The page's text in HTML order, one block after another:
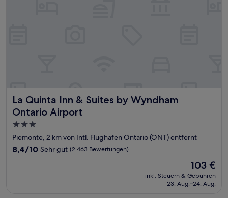
La Quinta Inn & Suites by Wyndham
Ontario Airport
La Quinta Inn & Suites by Wyndham Ontario Airport
3.0-
Sterne-
Unterkunft
Piemonte, 2 km von Intl. Flughafen Ontario (ONT) entfernt
8.4
8,4/10 Sehr gut (2.463 Bewertungen)
Der
Preis
beträgt
103 €
inkl. Steuern & Gebühren
23. Aug.–24. Aug.